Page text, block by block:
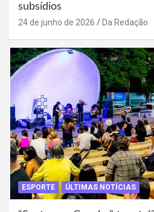
subsídios
24 de junho de 2026 Da Redação
ESPORTE ÚLTIMAS NOTÍCIAS